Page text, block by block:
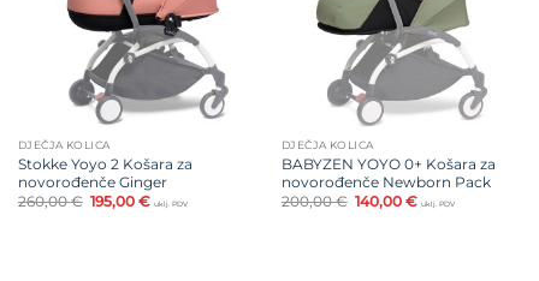
DJEČJA KOLICA
Stokke Yoyo 2 Košara za
novorođenče Ginger
260,00€ Izvorna
cijena
195,00€Trenutna
uklj. PDV
DJEČJA KOLICA
BABYZEN YOYO 0+ Košara za
novorođenče Newborn Pack
200,00€ Izvorna
cijena
140,00€Trenutna
uklj. PDV